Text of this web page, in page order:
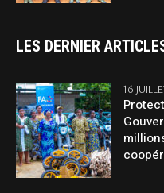
LES DERNIER
16